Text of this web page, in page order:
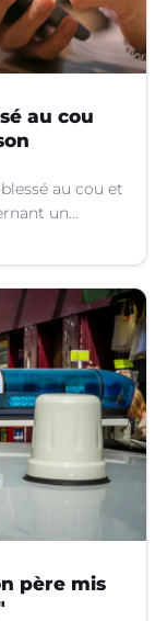
au cou
au cou et
un
père mis